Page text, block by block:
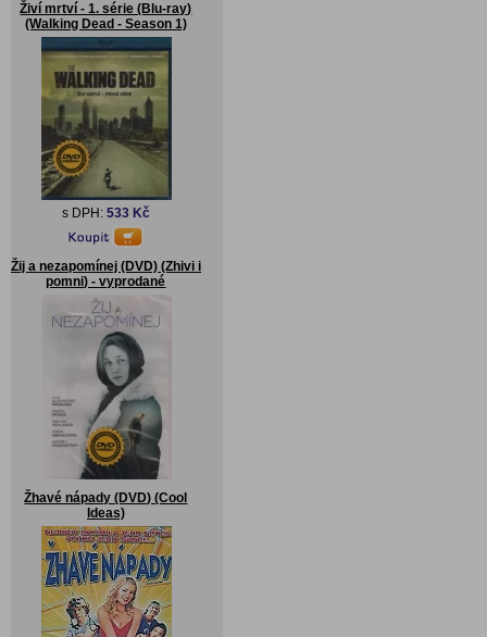
Živí mrtví - 1. série (Blu-ray)
(Walking Dead - Season 1)
s DPH: 533 Kč
Žij a nezapomínej (DVD) (Zhivi i
pomni) - vyprodané
Žhavé nápady (DVD) (Cool
Ideas)